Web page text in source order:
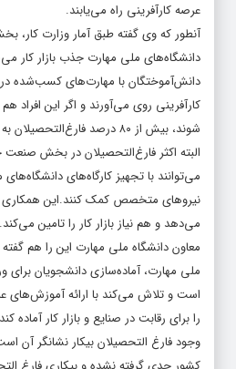
عرصه کارآفرینی راه می‌یابند.
آنطور که وی گفته طبق آمار وزارت کار،
دانشگاه‌های ملی مهارت جذب بازار کار
دانش‌آموختگان با مهارت‌های کسب‌شده
کارآفرینی روی می‌آورند و اگر این افراد
شوند، بیش از ۸۰ درصد
البته اکثر فارغ‌التحصیلان در بخش
می‌توانند با تجهیز کارگاه‌های
نیروهای متخصص کمک کنند.این همکاری
می‌دهد و هم نیاز بازار کار را تامین می‌کند.
معاون دانشگاه ملی مهارت این را هم
ملی مهارت، آماده‌سازی دانشجویان برای
است و تلاش می‌کند با ارائه آموزش‌های
را برای رقابت در صنایع و بازار کار آماده
وجود فارغ التحصیلان بیکار نشانگر آن